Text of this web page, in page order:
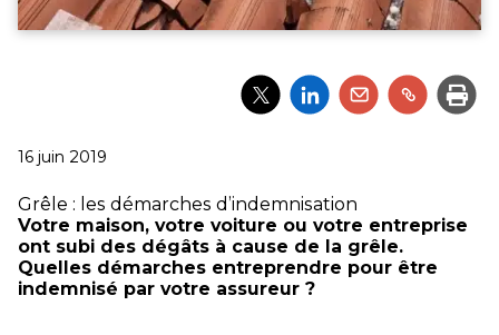
Partager
l'article
Partager
l'article
Partager
l'article
Partager
l'article
Publié
16 juin 2019
Grêle : les démarches d’indemnisation
Votre maison, votre voiture ou votre entreprise
ont subi des dégâts à cause de la grêle.
Quelles démarches entreprendre pour être
indemnisé par votre assureur ?